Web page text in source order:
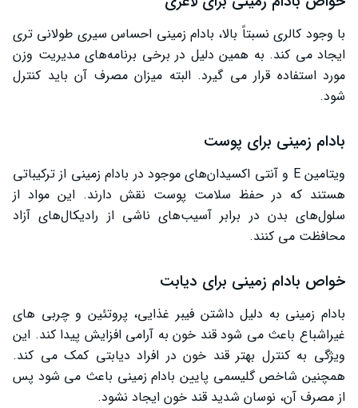
با وجود کالری نسبتاً بالا، بادام زمینی احساس سیری طولانی ‌تری
ایجاد می‌ کند. به همین دلیل در برخی برنامه‌های مدیریت وزن
مورد استفاده قرار می‌ گیرد. البته میزان مصرف آن باید کنترل
شود.
بادام زمینی برای پوست
ویتامین E و آنتی ‌اکسیدان‌های موجود در بادام زمینی از ترکیباتی
هستند که در حفظ سلامت پوست نقش دارند. این مواد از
سلول‌های بدن در برابر آسیب‌های ناشی از رادیکال‌های آزاد
محافظت می‌ کنند.
خواص بادام زمینی برای دیابت
بادام زمینی به دلیل داشتن فیبر غذایی، پروتئین و چربی های
غیراشباع باعث می شود قند خون به آرامی افزایش پیدا کند. این
ویژگی به کنترل بهتر قند خون در افراد دیابتی کمک می کند.
همچنین شاخص گلیسمی پایین بادام زمینی باعث می شود پس
از مصرف آن، نوسان شدید قند خون ایجاد نشود.